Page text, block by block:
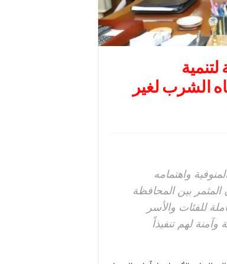
الشرب لغير
واهتمامه
المثمر بين المحافظة
للفئات والأسر
لهم تنفيذاً